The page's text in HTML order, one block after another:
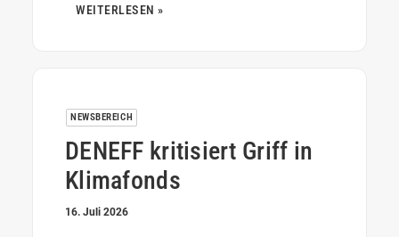
WEITERLESEN »
NEWSBEREICH
DENEFF kritisiert Griff in
Klimafonds
16. Juli 2026